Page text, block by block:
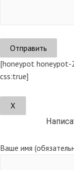
[honeypot
css:true]
Х
Ваше имя